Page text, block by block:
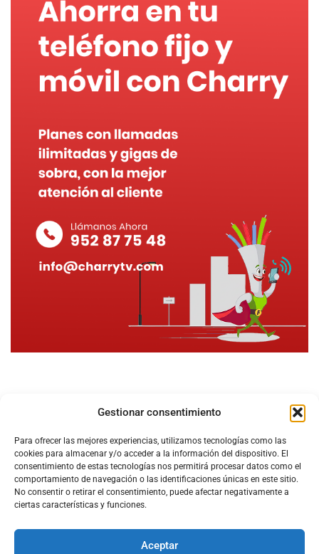
Gestionar consentimiento
Para ofrecer las mejores experiencias, utilizamos tecnologías como las
cookies para almacenar y/o acceder a la información del dispositivo. El
consentimiento de estas tecnologías nos permitirá procesar datos como el
comportamiento de navegación o las identificaciones únicas en este sitio.
No consentir o retirar el consentimiento, puede afectar negativamente a
ciertas características y funciones.
Aceptar